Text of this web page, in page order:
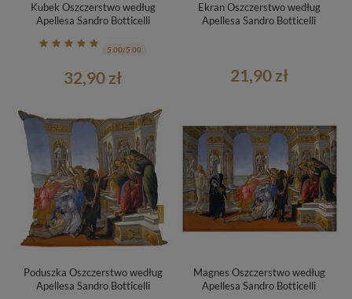
Kubek Oszczerstwo według
Apellesa Sandro Botticelli
5.00/5.00
32,90 zł
Ekran Oszczerstwo według
Apellesa Sandro Botticelli
21,90 zł
Poduszka Oszczerstwo według
Apellesa Sandro Botticelli
Magnes Oszczerstwo według
Apellesa Sandro Botticelli